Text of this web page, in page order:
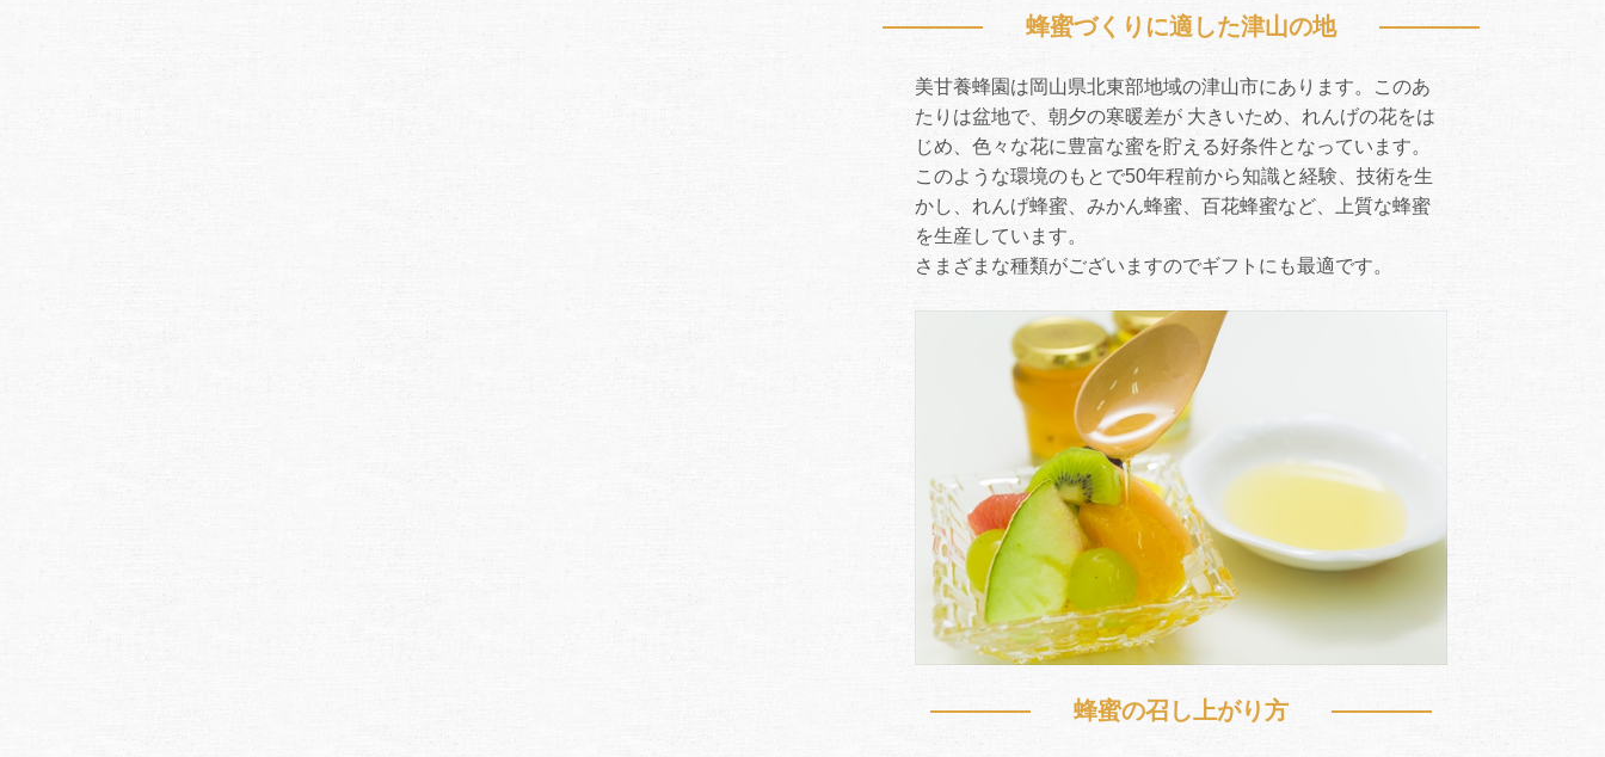
蜂蜜づくりに適した津山の地
美甘養蜂園は岡山県北東部地域の津山市にあります。このあ
たりは盆地で、朝夕の寒暖差が 大きいため、れんげの花をは
じめ、色々な花に豊富な蜜を貯える好条件となっています。
このような環境のもとで50年程前から知識と経験、技術を生
かし、れんげ蜂蜜、みかん蜂蜜、百花蜂蜜など、上質な蜂蜜
を生産しています。
さまざまな種類がございますのでギフトにも最適です。
蜂蜜の召し上がり方